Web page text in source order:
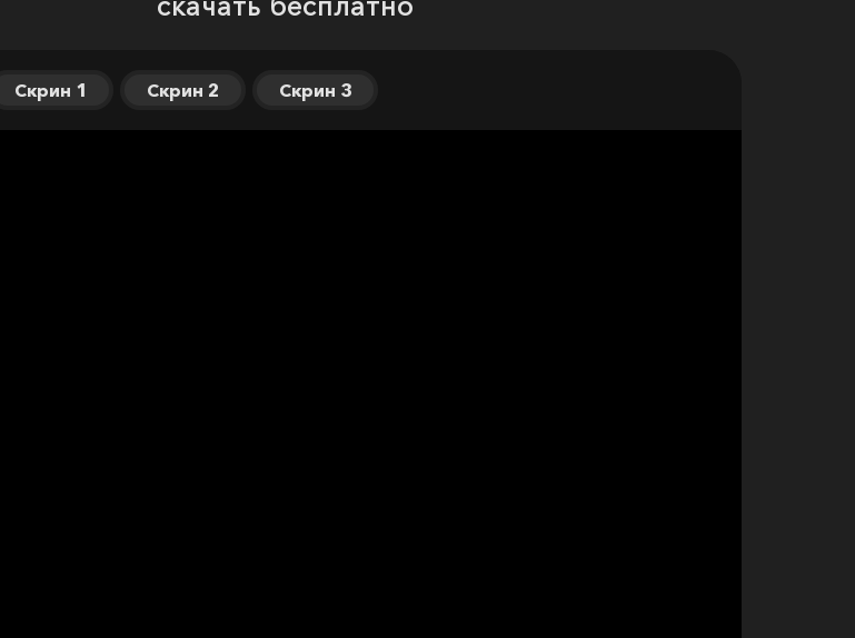
Скрин 1 Скрин 2 Скрин 3